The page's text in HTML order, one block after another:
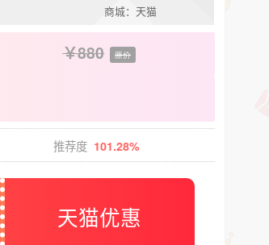
商城：天猫
880 原价
推荐度 101.28%
天猫优惠